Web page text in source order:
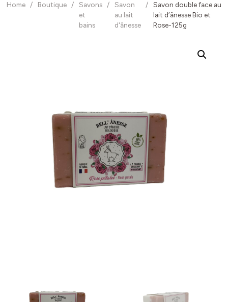
Home / Boutique /
Savons
et
bains
/
Savon
au lait
d'ânesse
/
Savon double face au
lait d’ânesse Bio et
Rose-125g